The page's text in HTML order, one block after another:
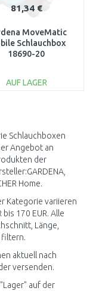
81,34 €
MoveMatic
Schlauchbox
18690-20
AUF LAGER
Vergleichen
Schlauchboxen
Angebot an
der
Home.
Kategorie variieren
bis 170 EUR. Alle
Länge,
filtern.
aktuell nach
versenden.
auf der